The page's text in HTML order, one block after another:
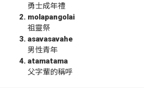
勇士成年禮
molapangolai
祖靈祭
asavasavahe
男性青年
atamatama
父字輩的稱呼